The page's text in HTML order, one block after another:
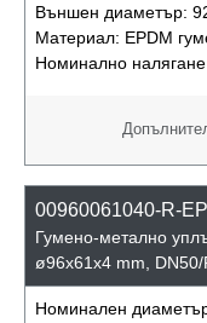
Външен диаметър:
Материал: EPDM
Номинално
00960061040-R-
Гумено-метално
ø96x61x4 mm, DN50/
Номинален